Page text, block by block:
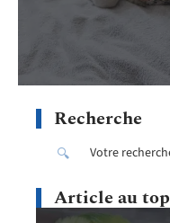
Recherche
Article au top